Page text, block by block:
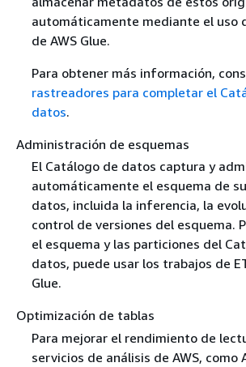
automáticamente mediante el uso
de AWS Glue.
Para obtener más información,
rastreadores para completar el
datos.
Administración de esquemas
El Catálogo de datos captura y
automáticamente el esquema de
datos, incluida la inferencia, la
control de versiones del esquema.
el esquema y las particiones del
datos, puede usar los trabajos de
Glue.
Optimización de tablas
Para mejorar el rendimiento de
servicios de análisis de AWS, como